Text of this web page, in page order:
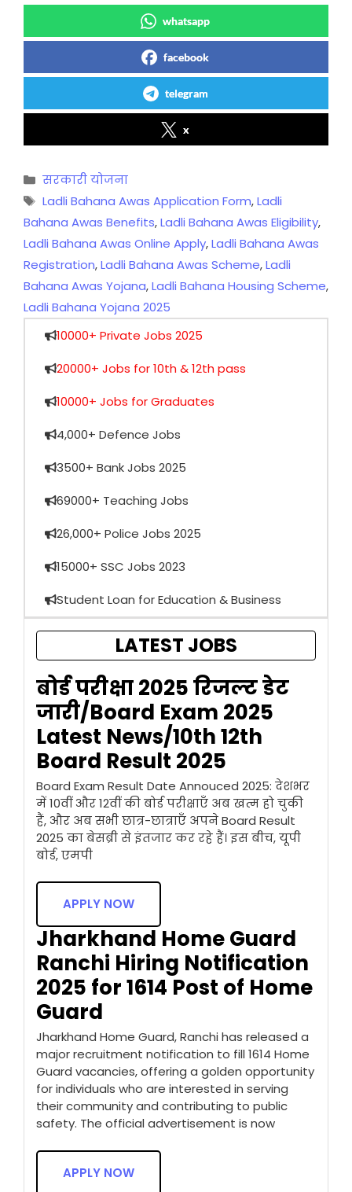
whatsapp
facebook
telegram
x
Categories
सरकारी योजना
Tags
Ladli Bahana Awas Application Form,Ladli
Bahana Awas Benefits,Ladli Bahana Awas Eligibility,
Ladli Bahana Awas Online Apply,Ladli Bahana Awas
Registration,Ladli Bahana Awas Scheme,Ladli
Bahana Awas Yojana,Ladli Bahana Housing Scheme,
Ladli Bahana Yojana 2025
10000+ Private Jobs 2025
20000+ Jobs for 10th & 12th pass
10000+ Jobs for Graduates
4,000+ Defence Jobs
3500+ Bank Jobs 2025
69000+ Teaching Jobs
26,000+ Police Jobs 2025
15000+ SSC Jobs 2023
Student Loan for Education & Business
LATEST JOBS
बोर्ड परीक्षा 2025 रिजल्ट डेट
जारी/Board Exam 2025
Latest News/10th 12th
Board Result 2025
Board Exam Result Date Annouced 2025: देशभर
में 10वीं और 12वीं की बोर्ड परीक्षाएँ अब खत्म हो चुकी
हैं, और अब सभी छात्र-छात्राएँ अपने Board Result
2025 का बेसब्री से इंतजार कर रहे हैं। इस बीच, यूपी
बोर्ड, एमपी
APPLY NOW
Jharkhand Home Guard
Ranchi Hiring Notification
2025 for 1614 Post of Home
Guard
Jharkhand Home Guard, Ranchi has released a
major recruitment notification to fill 1614 Home
Guard vacancies, offering a golden opportunity
for individuals who are interested in serving
their community and contributing to public
safety. The official advertisement is now
APPLY NOW